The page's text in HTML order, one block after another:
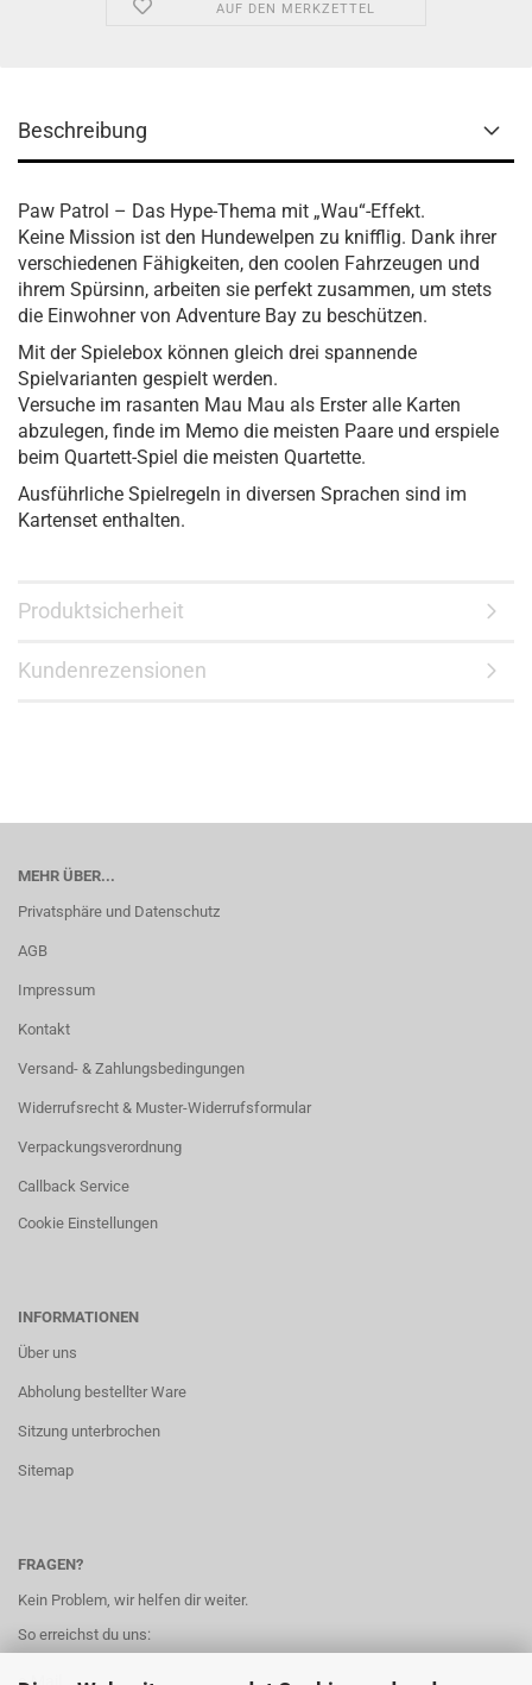
AUF DEN MERKZETTEL
Beschreibung
Paw Patrol – Das Hype-Thema mit „Wau“-Effekt.
Keine Mission ist den Hundewelpen zu knifflig. Dank ihrer
verschiedenen Fähigkeiten, den coolen Fahrzeugen und
ihrem Spürsinn, arbeiten sie perfekt zusammen, um stets
die Einwohner von Adventure Bay zu beschützen.
Mit der Spielebox können gleich drei spannende
Spielvarianten gespielt werden.
Versuche im rasanten Mau Mau als Erster alle Karten
abzulegen, finde im Memo die meisten Paare und erspiele
beim Quartett-Spiel die meisten Quartette.
Ausführliche Spielregeln in diversen Sprachen sind im
Kartenset enthalten.
Produktsicherheit
Kundenrezensionen
MEHR ÜBER...
Privatsphäre und Datenschutz
AGB
Impressum
Kontakt
Versand- & Zahlungsbedingungen
Widerrufsrecht & Muster-Widerrufsformular
Verpackungsverordnung
Callback Service
Cookie Einstellungen
INFORMATIONEN
Über uns
Abholung bestellter Ware
Sitzung unterbrochen
Sitemap
FRAGEN?
Kein Problem, wir helfen dir weiter.
So erreichst du uns: